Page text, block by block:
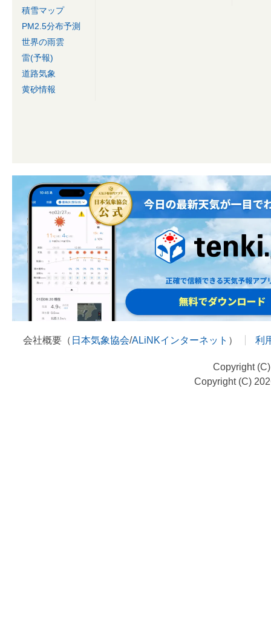
積雪マップ
PM2.5分布予測
世界の雨雲
雷(予報)
道路気象
黄砂情報
会社概要（ 日本気象協会/ALiNKインターネット ） 利
Copyright
Copyright (C)